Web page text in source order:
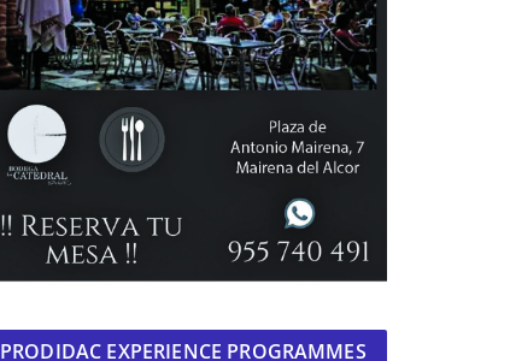
PRODIDAC EXPERIENCE PROGRAMMES